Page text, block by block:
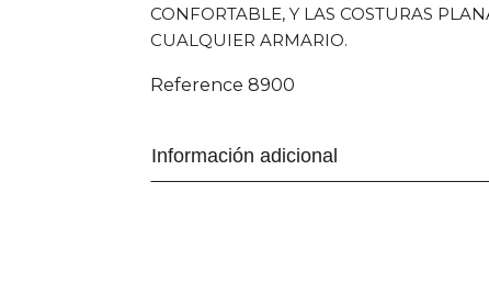
CONFORTABLE, Y LAS COSTURAS
CUALQUIER ARMARIO.
Reference 8900
Información adicional